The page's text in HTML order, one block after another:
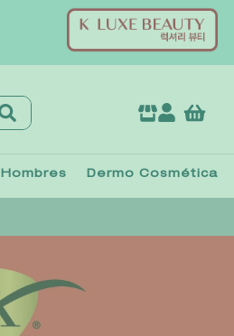
Hombres Dermo Cosmética